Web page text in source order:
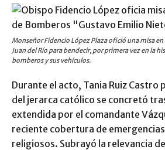
Monseñor Fidencio López Plaza ofició una misa en
Juan del Río para bendecir, por primera vez en la
bomberos y sus vehículos.
Durante el acto, Tania Ruiz Castro
del jerarca católico se concretó
extendida por el comandante
reciente cobertura de
religiosos. Subrayó la relevancia